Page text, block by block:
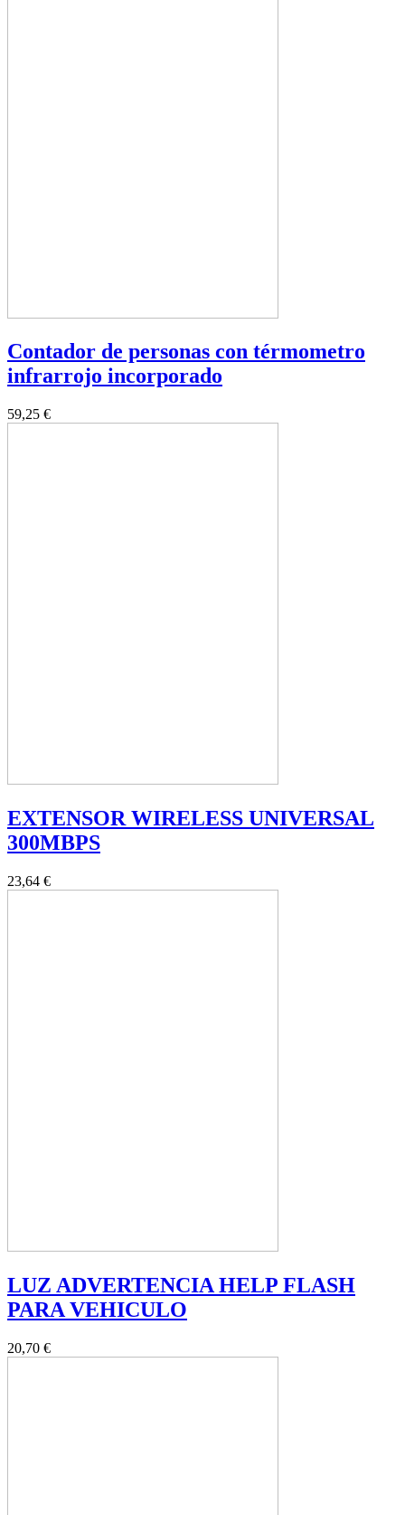
Contador de personas con térmometro
infrarrojo incorporado
59,25 €
EXTENSOR WIRELESS UNIVERSAL
300MBPS
23,64 €
LUZ ADVERTENCIA HELP FLASH
PARA VEHICULO
20,70 €